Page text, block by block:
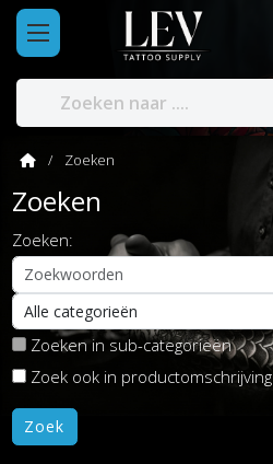
Zoeken
Zoeken
Zoeken:
Zoeken in sub-categorieën
Zoek ook in productomschrijving